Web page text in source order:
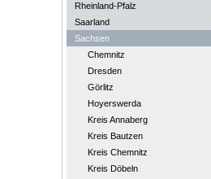
Rheinland-Pfalz
Saarland
Sachsen
Chemnitz
Dresden
Görlitz
Hoyerswerda
Kreis Annaberg
Kreis Bautzen
Kreis Chemnitz
Kreis Döbeln